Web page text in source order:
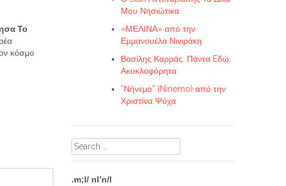
Το
κόσμο
Μου Νησιώτικα
«ΜΕΛΙΝΑ» από την
Εμμανουέλα Νινιράκη
Βασίλης Καρράς. Πάντα Eδώ,
Ακυκλοφόρητα
“Νήνεμο” (Ninemo) από την
Χριστίνα Ψύχα
Search
for:
.m;l/ nl’n/l